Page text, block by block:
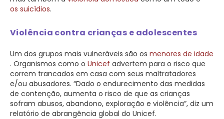
os suicídios.
Violência contra crianças e adolescentes
Um dos grupos mais vulneráveis são os menores de idade
. Organismos como o Unicef advertem para o risco que
correm trancados em casa com seus maltratadores
e/ou abusadores. “Dado o endurecimento das medidas
de contenção, aumenta o risco de que as crianças
sofram abusos, abandono, exploração e violência”, diz um
relatório de abrangência global do Unicef.